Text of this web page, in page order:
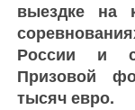
выездке на
России и
Призовой
тысяч евро.